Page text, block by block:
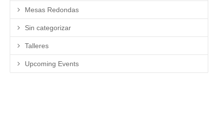
Mesas Redondas
Sin categorizar
Talleres
Upcoming Events